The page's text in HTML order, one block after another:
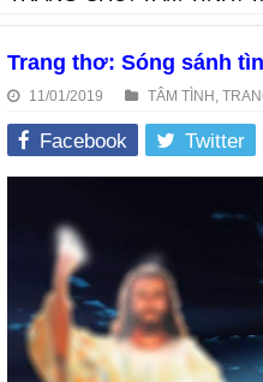
Trang thơ: Sóng sánh
11/01/2019 TÂM TÌNH ,
Facebook Twitter